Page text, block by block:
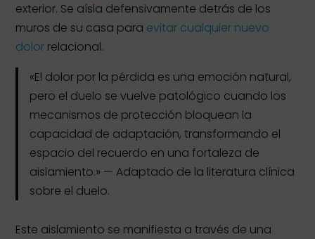
exterior. Se aísla defensivamente detrás de los
muros de su casa para evitar cualquier nuevo
dolor relacional.
«El dolor por la pérdida es una emoción natural,
pero el duelo se vuelve patológico cuando los
mecanismos de protección bloquean la
capacidad de adaptación, transformando el
espacio del recuerdo en una fortaleza de
aislamiento.» — Adaptado de la literatura clínica
sobre el duelo.
Este aislamiento se manifiesta a través de una